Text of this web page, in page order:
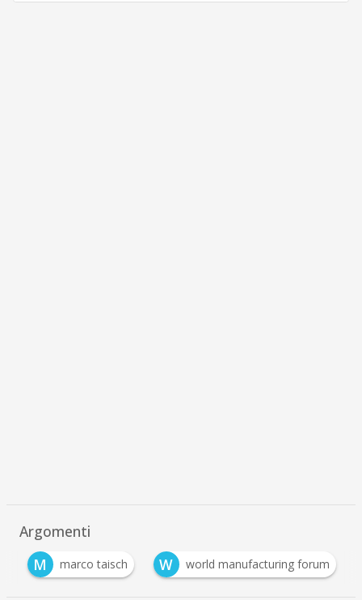
Argomenti
M marco taisch W world manufacturing forum